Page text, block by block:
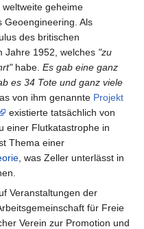
geheime
Geoengineering. Als
des britischen
Jahre 1952, welches "zu
habe. Es gab eine ganz
es 34 Tote und ganz viele
von ihm genannte Projekt
existierte tatsächlich von
einer Flutkatastrophe in
Thema einer
, was Zeller unterlässt in
Veranstaltungen der
für Freie
Verein zur Promotion und